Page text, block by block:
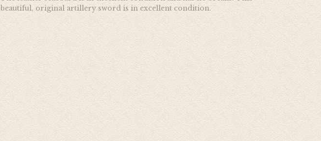
beautiful, original artillery sword is in excellent condition.